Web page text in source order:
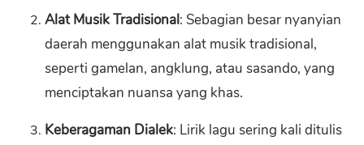
Alat Musik Tradisional: Sebagian besar nyanyian
daerah menggunakan alat musik tradisional,
seperti gamelan, angklung, atau sasando, yang
menciptakan nuansa yang khas.
Keberagaman Dialek: Lirik lagu sering kali ditulis